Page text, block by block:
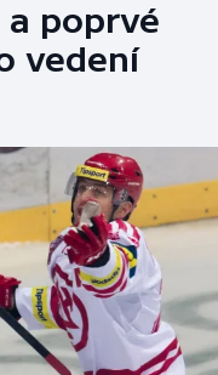
poprvé
vedení